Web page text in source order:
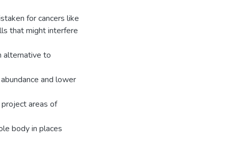
for cancers like
that might interfere
alternative to
and lower
areas of
body in places